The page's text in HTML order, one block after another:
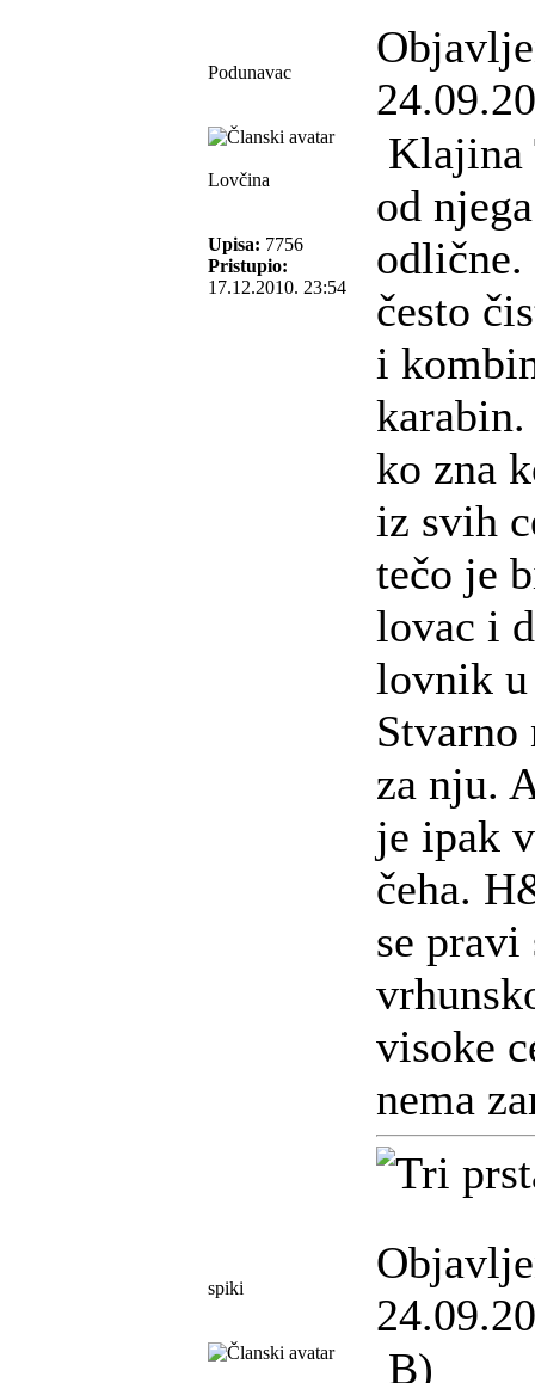
Podunavac
Lovčina
Upisa: 7756
Pristupio:
17.12.2010. 23:54
Klajina
od
odlične.
često
i
ko zna
iz svih
tečo je
lovac i
lovnik
Stvarno
za nju.
je ipak
čeha.
se pravi
visoke
nema
spiki
B)